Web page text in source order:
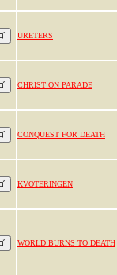
URETERS
CHRIST ON PARADE
CONQUEST FOR DEATH
KVOTERINGEN
WORLD BURNS TO DEATH